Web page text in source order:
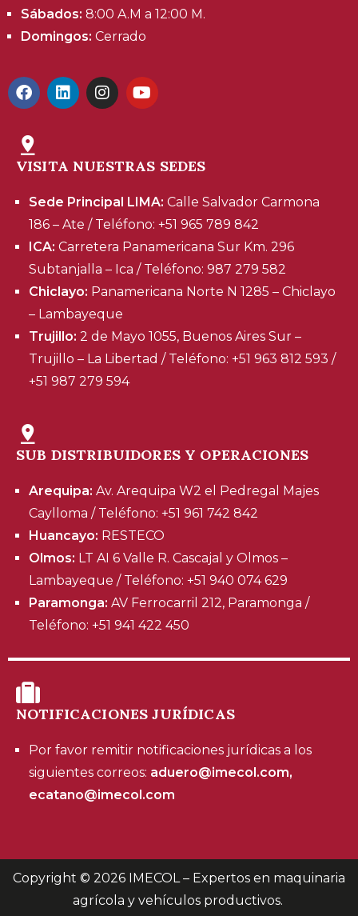
Sábados: 8:00 A.M a 12:00 M.
Domingos: Cerrado
VISITA NUESTRAS SEDES
Sede Principal LIMA: Calle Salvador Carmona
186 – Ate / Teléfono: +51 965 789 842
ICA: Carretera Panamericana Sur Km. 296
Subtanjalla – Ica / Teléfono: 987 279 582
Chiclayo: Panamericana Norte N 1285 – Chiclayo
– Lambayeque
Trujillo: 2 de Mayo 1055, Buenos Aires Sur –
Trujillo – La Libertad / Teléfono: +51 963 812 593 /
+51 987 279 594
SUB DISTRIBUIDORES Y OPERACIONES
Arequipa: Av. Arequipa W2 el Pedregal Majes
Caylloma / Teléfono: +51 961 742 842
Huancayo: RESTECO
Olmos: LT AI 6 Valle R. Cascajal y Olmos –
Lambayeque / Teléfono: +51 940 074 629
Paramonga: AV Ferrocarril 212, Paramonga /
Teléfono: +51 941 422 450
NOTIFICACIONES JURÍDICAS
Por favor remitir notificaciones jurídicas a los
siguientes correos: aduero@imecol.com,
ecatano@imecol.com
Copyright © 2026 IMECOL – Expertos en maquinaria
agrícola y vehículos productivos.